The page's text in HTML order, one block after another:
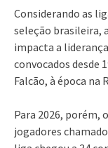
Considerando as
seleção brasileira,
impacta a
convocados desde
Falcão, à época na
Para 2026, porém,
jogadores